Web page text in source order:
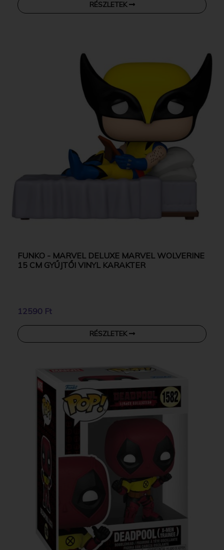
RÉSZLETEK
FUNKO - MARVEL DELUXE MARVEL WOLVERINE
15 CM GYŰJTŐI VINYL KARAKTER
12590 Ft
RÉSZLETEK